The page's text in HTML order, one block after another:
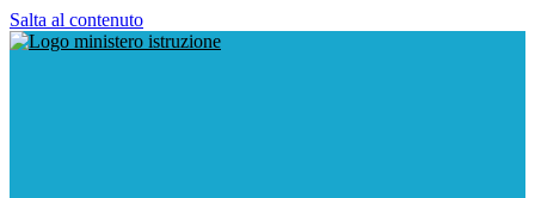
Salta al contenuto